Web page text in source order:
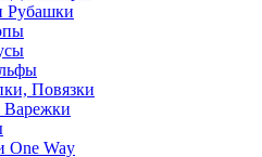
Рубашки
Повязки
Варежки
One Way